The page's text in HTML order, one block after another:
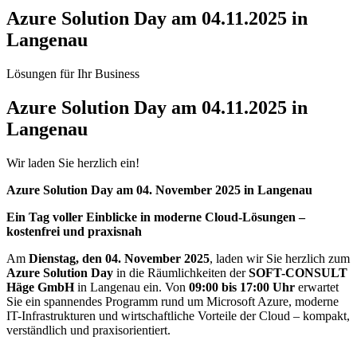
Azure Solution Day am 04.11.2025 in
Langenau
Lösungen für Ihr Business
Azure Solution Day am 04.11.2025 in
Langenau
Wir laden Sie herzlich ein!
Azure Solution Day am 04. November 2025 in Langenau
Ein Tag voller Einblicke in moderne Cloud-Lösungen –
kostenfrei und praxisnah
Am Dienstag, den 04. November 2025, laden wir Sie herzlich zum
Azure Solution Day in die Räumlichkeiten derSOFT-CONSULT
Häge GmbHin Langenau ein. Von 09:00 bis 17:00 Uhr erwartet
Sie ein spannendes Programm rund um Microsoft Azure, moderne
IT-Infrastrukturen und wirtschaftliche Vorteile der Cloud – kompakt,
verständlich und praxisorientiert.